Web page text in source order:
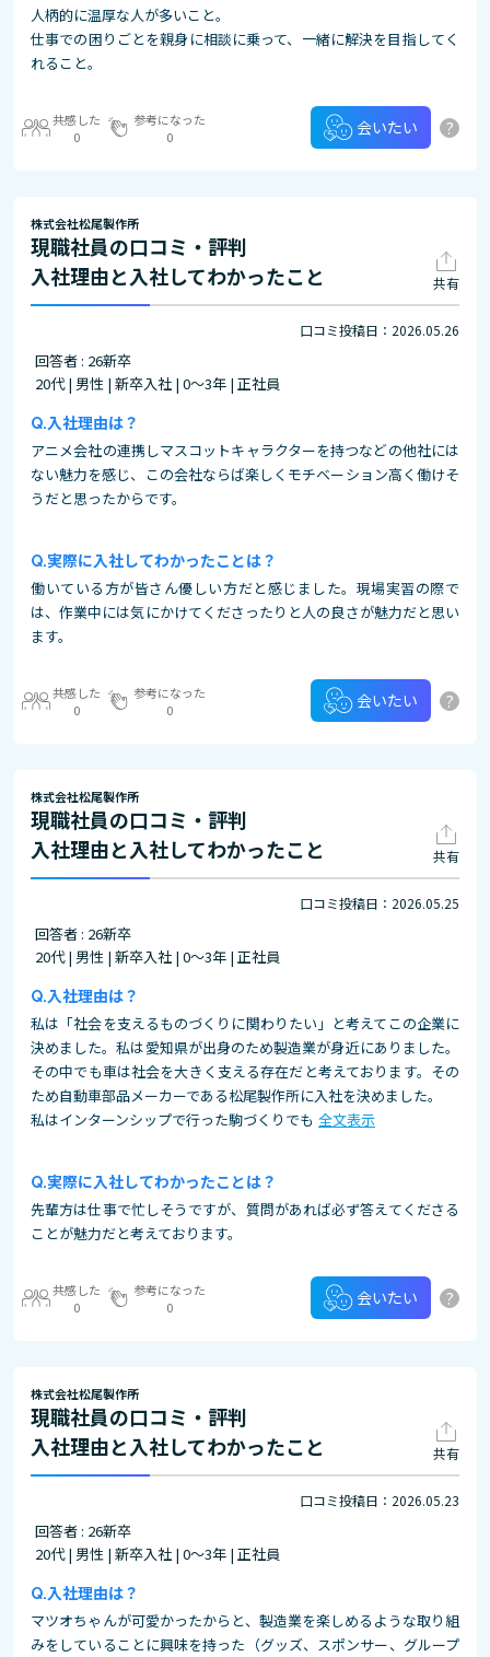
人柄的に温厚な人が多いこと。
仕事での困りごとを親身に相談に乗って、一緒に解決を目指してく
れること。
共感した
0
参考になった
0
会いたい ?
株式会社松尾製作所
現職社員の口コミ・評判
入社理由と入社してわかったこと
共有
口コミ投稿日：2026.05.26
回答者 : 26新卒
20代 | 男性 | 新卒入社 | 0～3年 | 正社員
入社理由は？
アニメ会社の連携しマスコットキャラクターを持つなどの他社には
ない魅力を感じ、この会社ならば楽しくモチベーション高く働けそ
うだと思ったからです。
実際に入社してわかったことは？
働いている方が皆さん優しい方だと感じました。現場実習の際で
は、作業中には気にかけてくださったりと人の良さが魅力だと思い
ます。
共感した
0
参考になった
0
会いたい ?
株式会社松尾製作所
現職社員の口コミ・評判
入社理由と入社してわかったこと
共有
口コミ投稿日：2026.05.25
回答者 : 26新卒
20代 | 男性 | 新卒入社 | 0～3年 | 正社員
入社理由は？
私は「社会を支えるものづくりに関わりたい」と考えてこの企業に
決めました。私は愛知県が出身のため製造業が身近にありました。
その中でも車は社会を大きく支える存在だと考えております。その
ため自動車部品メーカーである松尾製作所に入社を決めました。
私はインターンシップで行った駒づくりでも 全文表示
実際に入社してわかったことは？
先輩方は仕事で忙しそうですが、質問があれば必ず答えてくださる
ことが魅力だと考えております。
共感した
0
参考になった
0
会いたい ?
株式会社松尾製作所
現職社員の口コミ・評判
入社理由と入社してわかったこと
共有
口コミ投稿日：2026.05.23
回答者 : 26新卒
20代 | 男性 | 新卒入社 | 0～3年 | 正社員
入社理由は？
マツオちゃんが可愛かったからと、製造業を楽しめるような取り組
みをしていることに興味を持った（グッズ、スポンサー、グループ